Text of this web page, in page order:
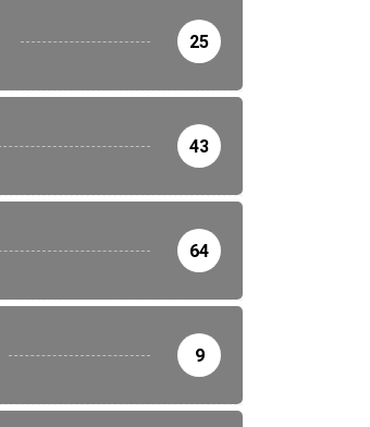
25
43
64
9